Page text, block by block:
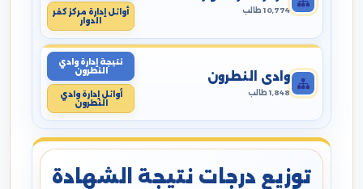
10,774 طالب
أوائل إدارة مركز كفر
الدوار
وادي النطرون
1,848 طالب
نتيجة إدارة وادي
النطرون
أوائل إدارة وادي
النطرون
توزيع درجات نتيجة الشهادة